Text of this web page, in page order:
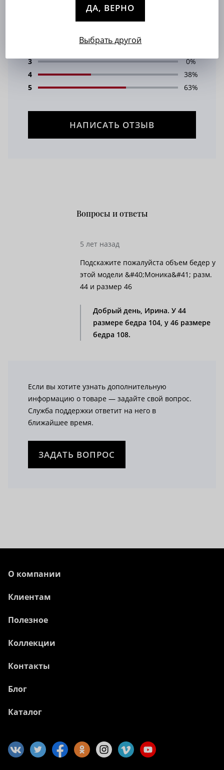
3
0%
4
38%
5
63%
НАПИСАТЬ ОТЗЫВ
Вопросы и ответы
5 лет назад
Подскажите пожалуйста объем бедер у
этой модели &#40;Моника&#41; разм.
44 и размер 46
Добрый день, Ирина. У 44
размере бедра 104, у 46 размере
бедра 108.
Если вы хотите узнать дополнительную
информацию о товаре — задайте свой вопрос.
Служба поддержки ответит на него в
ближайшее время.
ЗАДАТЬ ВОПРОС
О компании
Клиентам
Полезное
Коллекции
Контакты
Блог
Каталог
ДА, ВЕРНО
Выбрать другой